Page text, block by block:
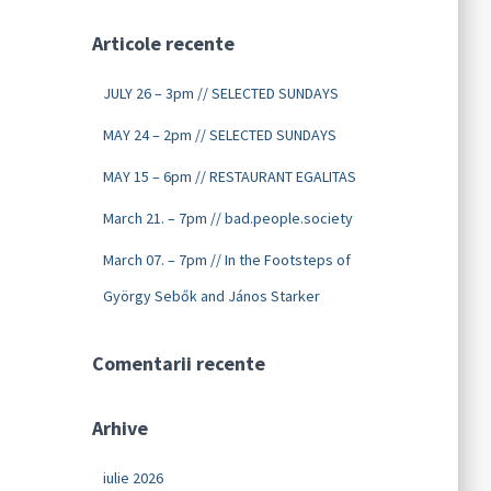
Articole recente
JULY 26 – 3pm // SELECTED SUNDAYS
MAY 24 – 2pm // SELECTED SUNDAYS
MAY 15 – 6pm // RESTAURANT EGALITAS
March 21. – 7pm // bad.people.society
March 07. – 7pm // In the Footsteps of
György Sebők and János Starker
Comentarii recente
Arhive
iulie 2026